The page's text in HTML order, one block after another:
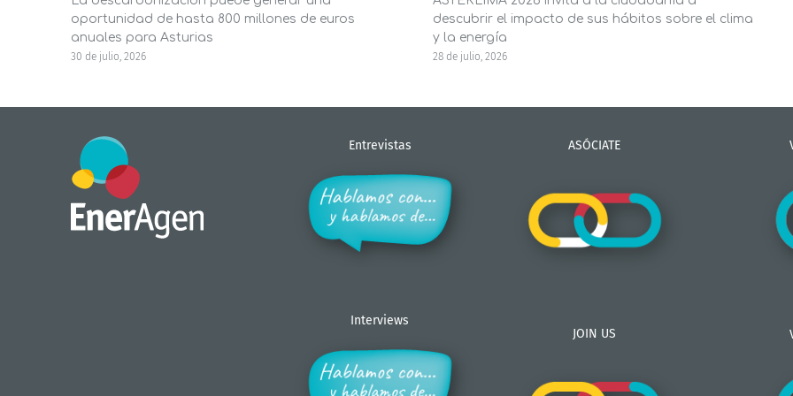
oportunidad de hasta 800 millones de euros
anuales para Asturias
30 de julio, 2026
descubrir el impacto de sus hábitos sobre el clima
y la energía
28 de julio, 2026
Entrevistas
Interviews
ASÓCIATE
JOIN US